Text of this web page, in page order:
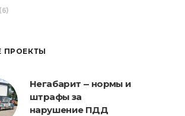
(6)
ПРОЕКТЫ
Негабарит — нормы и
штрафы за
нарушение ПДД